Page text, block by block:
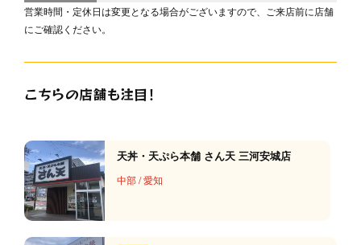
営業時間・定休日は変更となる場合がございますので、ご来店前に店舗
にご確認ください。
こちらの店舗も注目！
天丼・天ぷら本舗 さん天 三河安城店
中部/愛知